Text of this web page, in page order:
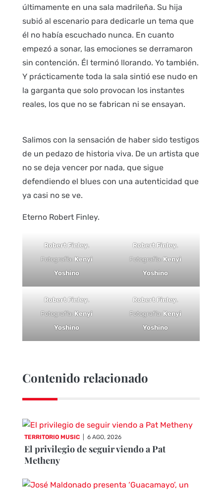
últimamente en una sala madrileña. Su hija
subió al escenario para dedicarle un tema que
él no había escuchado nunca. En cuanto
empezó a sonar, las emociones se derramaron
sin contención. Él terminó llorando. Yo también.
Y prácticamente toda la sala sintió ese nudo en
la garganta que solo provocan los instantes
reales, los que no se fabrican ni se ensayan.
Salimos con la sensación de haber sido testigos
de un pedazo de historia viva. De un artista que
no se deja vencer por nada, que sigue
defendiendo el blues con una autenticidad que
ya casi no se ve.
Eterno Robert Finley.
Robert Finley.
Fotografía: Kenyi
Yoshino
Robert Finley.
Fotografía:Kenyi
Yoshino
Robert Finley.
Fotografía: Kenyi
Yoshino
Robert Finley.
Fotografía:Kenyi
Yoshino
Contenido relacionado
TERRITORIO MUSIC 6 AGO, 2026
El privilegio de seguir viendo a Pat
Metheny